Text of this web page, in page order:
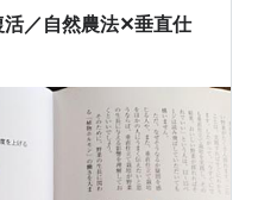
／自然農法✕垂直仕